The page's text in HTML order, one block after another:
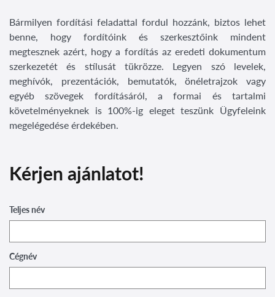
Bármilyen fordítási feladattal fordul hozzánk, biztos lehet
benne, hogy fordítóink és szerkesztőink mindent
megtesznek azért, hogy a fordítás az eredeti dokumentum
szerkezetét és stílusát tükrözze. Legyen szó levelek,
meghívók, prezentációk, bemutatók, önéletrajzok vagy
egyéb szövegek fordításáról, a formai és tartalmi
követelményeknek is 100%-ig eleget teszünk Ügyfeleink
megelégedése érdekében.
Kérjen ajánlatot!
Teljes név
Cégnév